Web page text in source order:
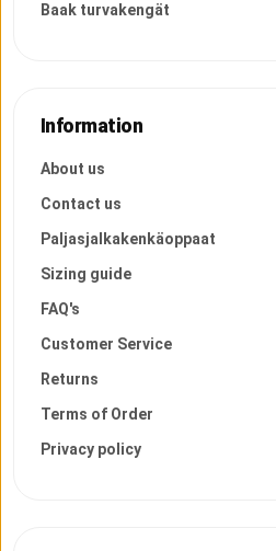
Baak turvakengät
Information
About us
Contact us
Paljasjalkakenkäoppaat
Sizing guide
FAQ's
Customer Service
Returns
Terms of Order
Privacy policy